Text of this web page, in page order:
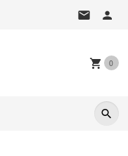
0